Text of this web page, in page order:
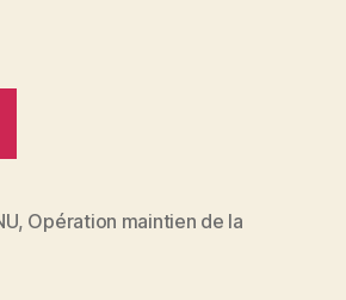
radio »
, Opération maintien de la